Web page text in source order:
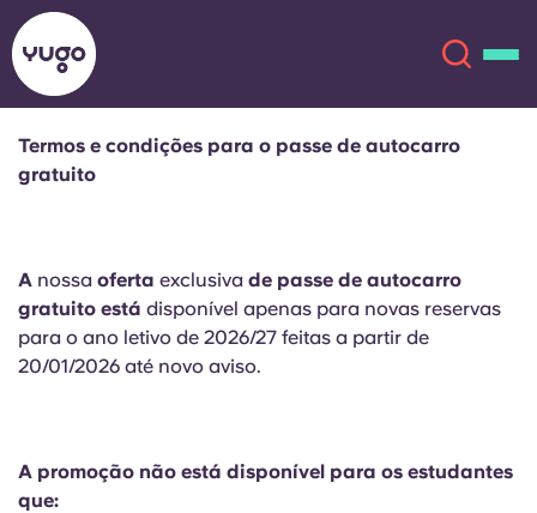
Sobre
Chinese Español
Termos e condições para o passe de autocarro
gratuito
A nossa oferta exclusiva de passe de autocarro
gratuito está disponível apenas para novas reservas
para o ano letivo de 2026/27 feitas a partir de
20/01/2026 até novo aviso.
A promoção não está disponível para os estudantes
que: